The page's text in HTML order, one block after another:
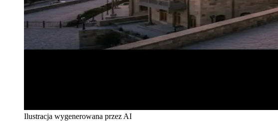
Ilustracja wygenerowana przez AI